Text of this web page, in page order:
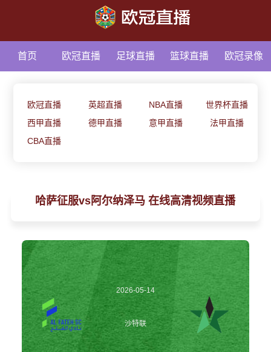
首页 欧冠直播 足球直播 篮球直播 欧冠录像
欧冠直播 英超直播 NBA直播
世界杯直播
西甲直播
德甲直播 意甲直播
法甲直播
CBA直播
哈萨征服vs阿尔纳泽马 在线高清视频直播
2026-05-14
23:55:00
沙特联